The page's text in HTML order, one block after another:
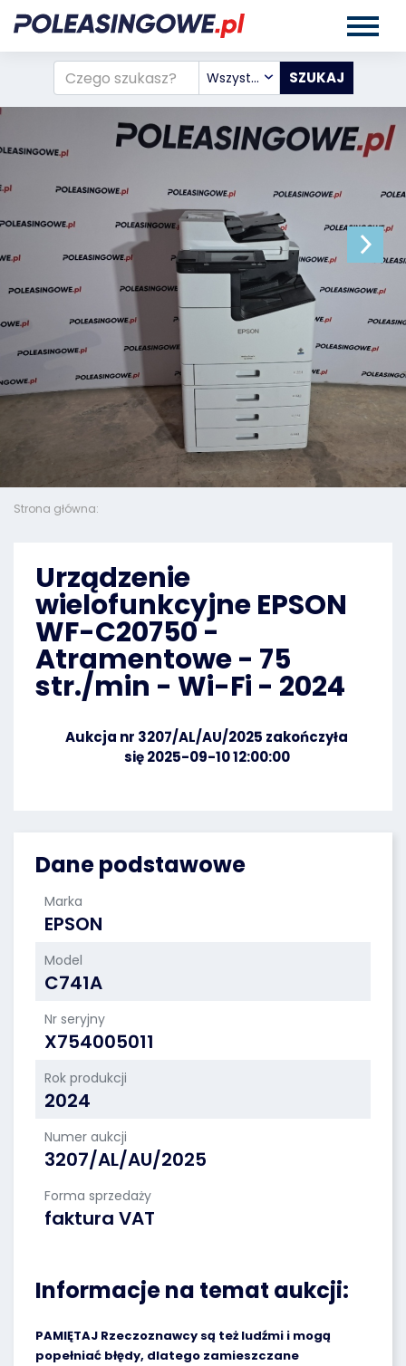
Wszystkie
Strona główna:
Dane podstawowe
Marka
EPSON
Model
C741A
Nr seryjny
X754005011
Rok produkcji
2024
Numer aukcji
3207/AL/AU/2025
Forma sprzedaży
faktura VAT
Informacje na temat aukcji:
PAMIĘTAJ Rzeczoznawcy są też ludźmi i mogą
popełniać błędy, dlatego zamieszczane
Urządzenie
wielofunkcyjne EPSON
WF-C20750 -
Atramentowe - 75
str./min - Wi-Fi - 2024
Aukcja nr 3207/AL/AU/2025 zakończyła
się 2025-09-10 12:00:00